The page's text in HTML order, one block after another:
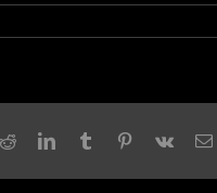
RedditLinkedInTumblr Pinterest
Vk